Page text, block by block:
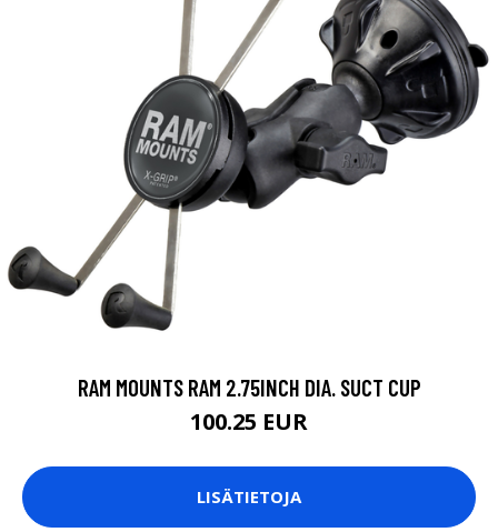
RAM MOUNTS RAM 2.75INCH DIA. SUCT CUP
100.25 EUR
LISÄTIETOJA